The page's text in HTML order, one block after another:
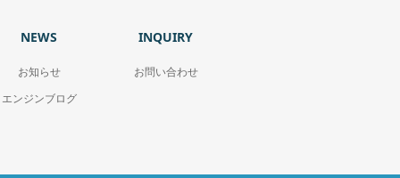
NEWS
お知らせ
エンジンブログ
INQUIRY
お問い合わせ